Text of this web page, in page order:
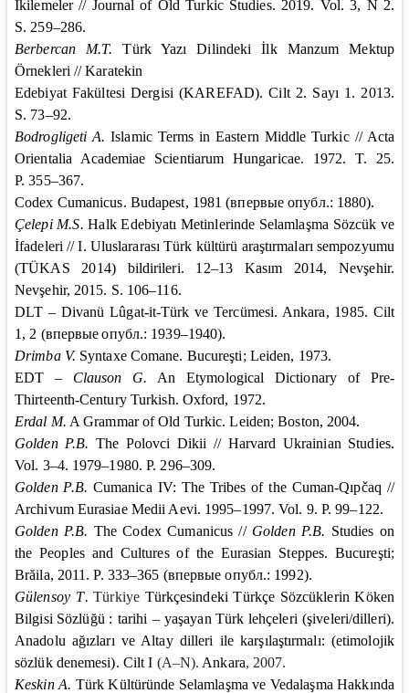
İkilemeler // Journal of Old Turkic Studies. 2019. Vol. 3, N 2.
S. 259–286.
Berbercan M.T. Türk Yazı Dilindeki İlk Manzum Mektup
Örnekleri // Karatekin
Edebiyat Fakültesi Dergisi (KAREFAD). Cilt 2. Sayı 1. 2013.
S. 73–92.
Bodrogligeti A. Islamic Terms in Eastern Middle Turkic // Acta
Orientalia Academiae Scientiarum Hungaricae. 1972. T. 25.
P. 355–367.
Codex Cumanicus. Budapest, 1981 (впервые опубл.: 1880).
Çelepi M.S. Halk Edebiyatı Metinlerinde Selamlaşma Sözcük ve
İfadeleri // I. Uluslararası Türk kültürü araştırmaları sempozyumu
(TÜKAS 2014) bildirileri. 12–13 Kasım 2014, Nevşehir.
Nevşehir, 2015. S. 106–116.
DLT – Divanü Lûgat-it-Türk ve Tercümesi. Ankara, 1985. Cilt
1, 2 (впервые опубл.: 1939–1940).
Drimba V.Syntaxe Comane. Bucureşti; Leiden, 1973.
EDT – Clauson G. An Etymological Dictionary of Pre-
Thirteenth-Century Turkish. Oxford, 1972.
Erdal M. A Grammar of Old Turkic.Leiden;Boston, 2004.
Golden P.B. The Polovci Dikii // Harvard Ukrainian Studies.
Vol. 3–4. 1979–1980. P. 296–309.
Golden P.B. Cumanica IV: The Tribes of the Cuman-Qıpčaq //
Archivum Eurasiae Medii Aevi. 1995–1997. Vol. 9. P. 99–122.
Golden P.B. The Codex Cumanicus // Golden P.B. Studies on
the Peoples and Cultures of the Eurasian Steppes. Bucureşti;
Brăila, 2011. P. 333–365 (впервые опубл.: 1992).
Gülensoy T. Türkiye Türkçesindeki Türkçe Sözcüklerin Köken
Bilgisi Sözlüğü : tarihi – yaşayan Türk lehçeleri (şiveleri/dilleri).
Anadolu ağızları ve Altay dilleri ile karşılaştırmalı: (etimolojik
sözlük denemesi). Cilt I (A–N). Ankara, 2007.
Keskin A. Türk Kültüründe Selamlaşma ve Vedalaşma Hakkında